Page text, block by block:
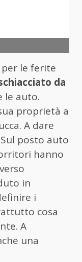
per le ferite
da
le auto.
proprietà a
A dare
Sul posto auto
hanno
in
i
cosa
A
una